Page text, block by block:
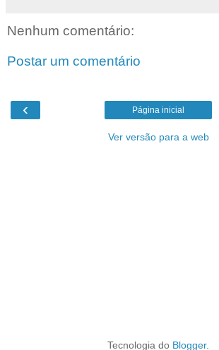
Nenhum comentário:
Postar um comentário
‹ Página inicial
Ver versão para a web
Tecnologia do Blogger.